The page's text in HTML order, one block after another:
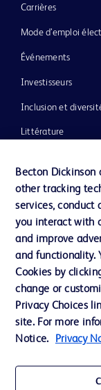
Carrières
Mode d’emploi
Événements
Investisseurs
Inclusion et
Littérature
Notre entreprise
Éthique et
Assistance
Nous contacter
Préférences en
Confidentialité
Accessibilité du site
Becton Dickinson
other tracking
services, conduct
you interact with
and improve
and functionality.
Cookies by
change or
Privacy Choices
site. For more
Notice.
Privacy